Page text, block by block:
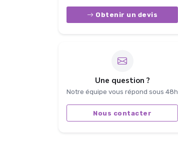
Obtenir un devis
Une question ?
Notre équipe vous répond sous 48h
Nous contacter